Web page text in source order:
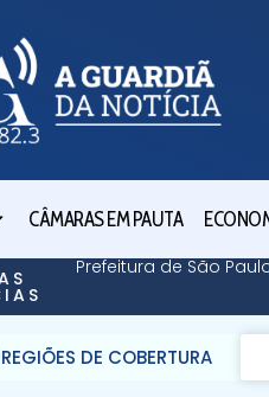
CÂMARAS EM PAUTA
Prefeitura de São
REGIÕES DE COBERTURA